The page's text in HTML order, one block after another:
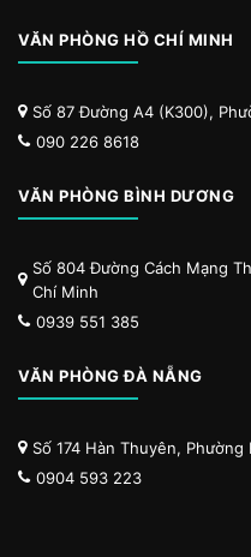
VĂN PHÒNG HỒ CHÍ MINH
Số 87 Đường A4 (K300),
090 226 8618
VĂN PHÒNG BÌNH DƯƠNG
Số 804 Đường Cách Mạng
Chí Minh
0939 551 385
VĂN PHÒNG ĐÀ NẴNG
Số 174 Hàn Thuyên,
0904 593 223